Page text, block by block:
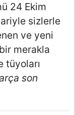
24 Ekim
sizlerle
ve yeni
merakla
tüyoları
son